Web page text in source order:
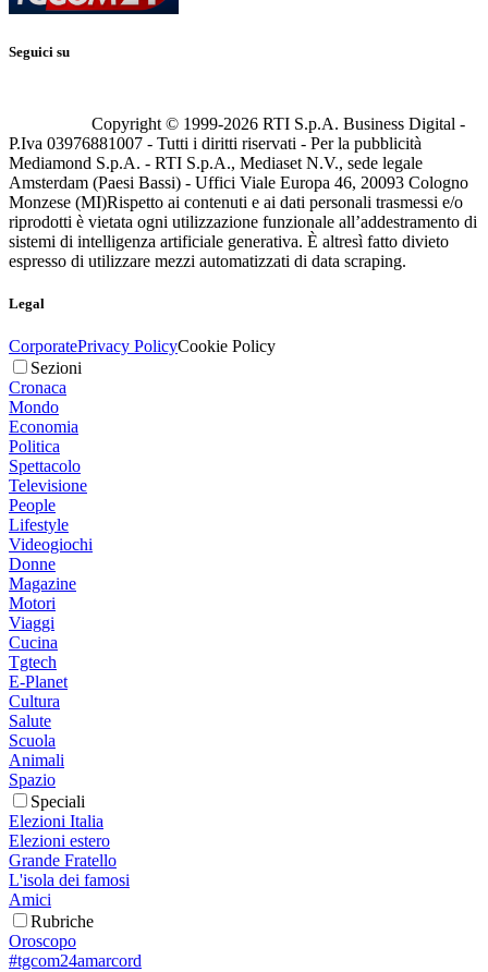
Seguici su
Copyright © 1999-2026 RTI S.p.A. Business Digital -
P.Iva 03976881007 - Tutti i diritti riservati - Per la pubblicità
Mediamond S.p.A. - RTI S.p.A., Mediaset N.V., sede legale
Amsterdam (Paesi Bassi) - Uffici Viale Europa 46, 20093 Cologno
Monzese (MI)Rispetto ai contenuti e ai dati personali trasmessi e/o
riprodotti è vietata ogni utilizzazione funzionale all’addestramento di
sistemi di intelligenza artificiale generativa. È altresì fatto divieto
espresso di utilizzare mezzi automatizzati di data scraping.
Legal
CorporatePrivacy PolicyCookie Policy
Sezioni
Cronaca
Mondo
Economia
Politica
Spettacolo
Televisione
People
Lifestyle
Videogiochi
Donne
Magazine
Motori
Viaggi
Cucina
Tgtech
E-Planet
Cultura
Salute
Scuola
Animali
Spazio
Speciali
Elezioni Italia
Elezioni estero
Grande Fratello
L'isola dei famosi
Amici
Rubriche
Oroscopo
#tgcom24amarcord